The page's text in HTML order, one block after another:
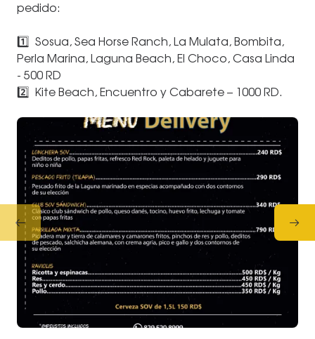
pedido:
1️⃣ Sosua, Sea Horse Ranch, La Mulata, Bombita,
Perla Marina, Laguna Beach, El Choco, Casa Linda
- 500 RD
2️⃣ Kite Beach, Encuentro y Cabarete – 1000 RD.